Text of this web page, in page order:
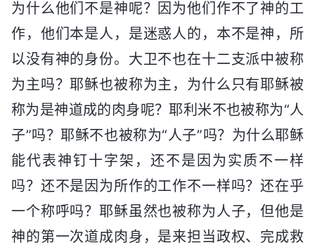
为什么他们不是神呢？因为他们作不了神的工
作，他们本是人，是迷惑人的，本不是神，所
以没有神的身份。大卫不也在十二支派中被称
为主吗？耶稣也被称为主，为什么只有耶稣被
称为是神道成的肉身呢？耶利米不也被称为“人
子”吗？耶稣不也被称为“人子”吗？为什么耶稣
能代表神钉十字架，还不是因为实质不一样
吗？还不是因为所作的工作不一样吗？还在乎
一个称呼吗？耶稣虽然也被称为人子，但他是
神的第一次道成肉身，是来担当政权、完成救